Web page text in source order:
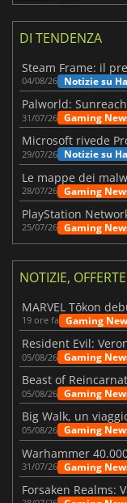
DI TENDENZA
04/08/26 Notizie su
31/07/26 Gaming
Microsoft rivede
29/07/26 Notizie su
28/07/26 Gaming
25/07/26 Gaming
NOTIZIE, OFFERTE
19 ore fa Gaming
05/08/26 Gaming
05/08/26 Gaming
Big Walk, un
05/08/26 Gaming
31/07/26 Gaming